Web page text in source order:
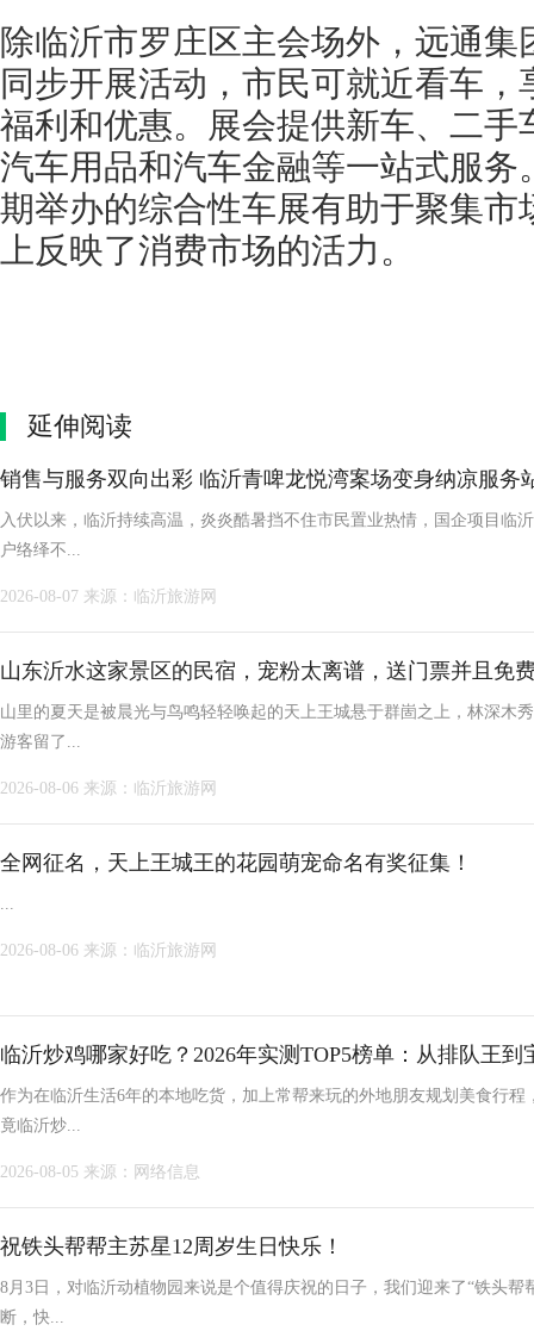
除临沂市罗庄区主会场外，远通
同步开展活动，市民可就近看车
福利和优惠。展会提供新车、二手
汽车用品和汽车金融等一站式服务
期举办的综合性车展有助于聚集市
上反映了消费市场的活力。
延伸阅读
销售与服务双向出彩 临沂青啤龙悦湾案场变身纳凉服务
入伏以来，临沂持续高温，炎炎酷暑挡不住市民置业热情，国企项目临
户络绎不...
2026-08-07 来源：临沂旅游网
山东沂水这家景区的民宿，宠粉太离谱，送门票并且免
山里的夏天是被晨光与鸟鸣轻轻唤起的天上王城悬于群崮之上，林深木
游客留了...
2026-08-06 来源：临沂旅游网
全网征名，天上王城王的花园萌宠命名有奖征集！
...
2026-08-06 来源：临沂旅游网
临沂炒鸡哪家好吃？2026年实测TOP5榜单：从排队王到
作为在临沂生活6年的本地吃货，加上常帮来玩的外地朋友规划美食行
竟临沂炒...
2026-08-05 来源：网络信息
祝铁头帮帮主苏星12周岁生日快乐！
8月3日，对临沂动植物园来说是个值得庆祝的日子，我们迎来了“铁头
断，快...